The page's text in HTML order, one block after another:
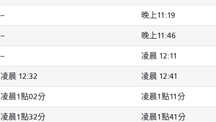
-- 晚上11:19
-- 晚上11:46
-- 凌晨 12:11
凌晨 12:32 凌晨 12:41
凌晨1點02分 凌晨1點11分
凌晨1點32分 凌晨1點41分